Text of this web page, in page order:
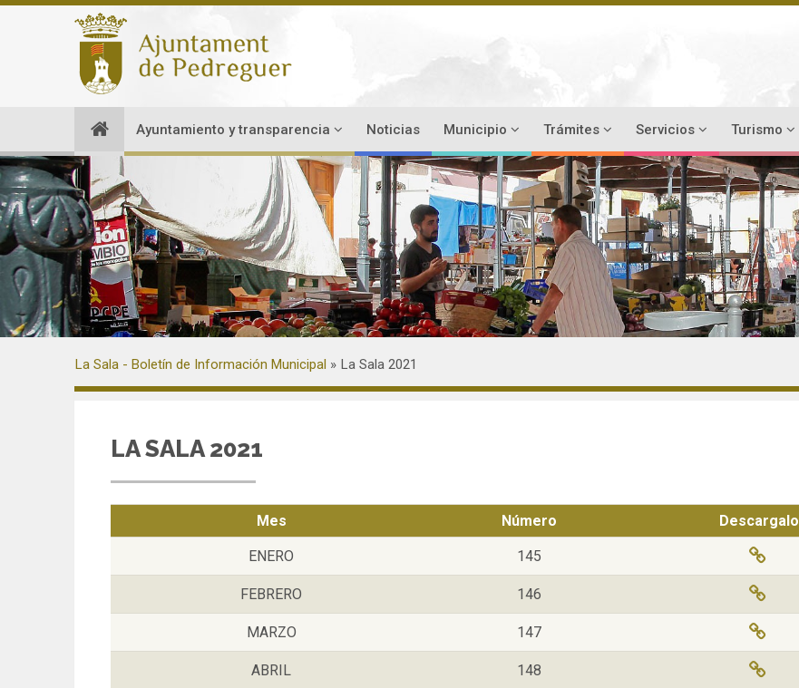
Ayuntamiento y transparencia Noticias Municipio Trámites Servicios Turismo
La Sala - Boletín de Información Municipal La Sala 2021
LA SALA 2021
Mes Número Descargalo
ENERO 145
FEBRERO 146
MARZO 147
ABRIL 148